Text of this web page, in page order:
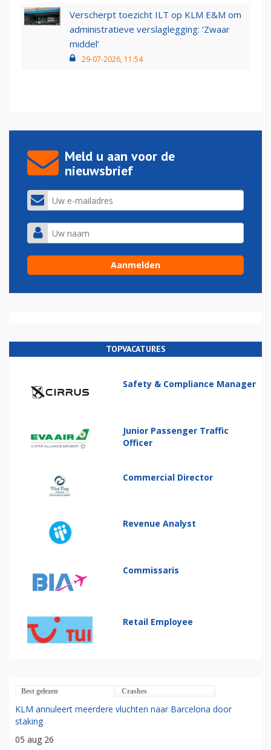
Verscherpt toezicht ILT op KLM E&M om
administratieve verslaglegging: ‘Zwaar
middel’
29-07-2026, 11:54
Meld u aan voor de
nieuwsbrief
TOPVACATURES
Safety & Compliance Manager
Junior Passenger Traffic
Officer
Commercial Director
Revenue Analyst
Commissaris
Retail Employee
Best gelezen Crashes
KLM annuleert meerdere vluchten naar Barcelona door
staking
05 aug 26